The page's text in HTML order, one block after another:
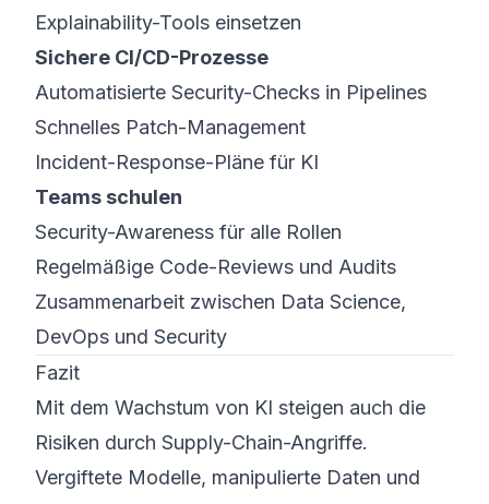
Explainability-Tools einsetzen
Sichere CI/CD-Prozesse
Automatisierte Security-Checks in Pipelines
Schnelles Patch-Management
Incident-Response-Pläne für KI
Teams schulen
Security-Awareness für alle Rollen
Regelmäßige Code-Reviews und Audits
Zusammenarbeit zwischen Data Science,
DevOps und Security
Fazit
Mit dem Wachstum von KI steigen auch die
Risiken durch Supply-Chain-Angriffe.
Vergiftete Modelle, manipulierte Daten und